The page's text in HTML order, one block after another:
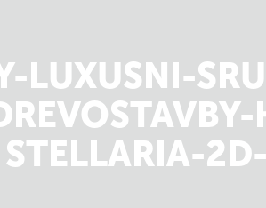
LUXUSNI-
STELLARIA-